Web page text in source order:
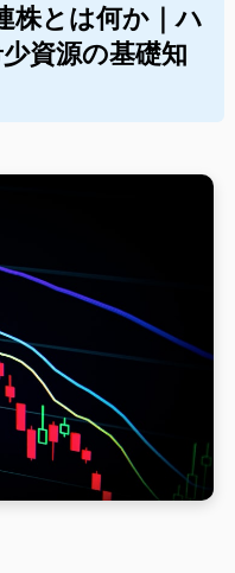
株とは何か｜ハ
資源の基礎知